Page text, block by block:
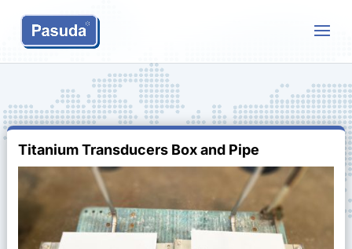
Titanium Transducers Box and Pipe